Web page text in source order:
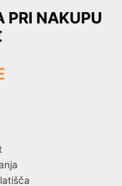
PRI NAKUPU